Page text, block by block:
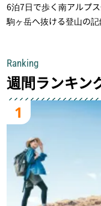
6泊7日で歩く南アルプ
駒ヶ岳へ抜ける登山の
Ranking
週間ランキン
1